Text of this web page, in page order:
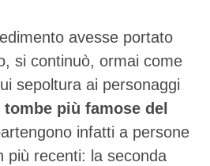
avesse portato
si continuò, ormai come
sepoltura ai personaggi
tombe più famose del
infatti a persone
più recenti: la seconda